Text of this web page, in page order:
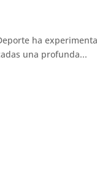
ha
una profunda...